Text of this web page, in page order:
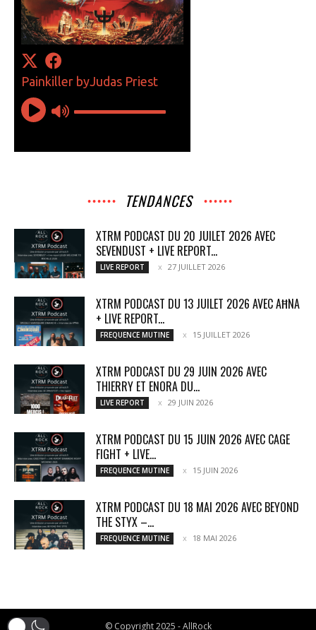
TENDANCES
XTRM PODCAST DU 20 JUILET 2026 AVEC
SEVENDUST + LIVE REPORT...
LIVE REPORT 27 JUILLET 2026
XTRM PODCAST DU 13 JUILET 2026 AVEC AĦNA
+ LIVE REPORT...
FREQUENCE MUTINE 15 JUILLET 2026
XTRM PODCAST DU 29 JUIN 2026 AVEC
THIERRY ET ENORA DU...
LIVE REPORT 29 JUIN 2026
XTRM PODCAST DU 15 JUIN 2026 AVEC CAGE
FIGHT + LIVE...
FREQUENCE MUTINE 15 JUIN 2026
XTRM PODCAST DU 18 MAI 2026 AVEC BEYOND
THE STYX –...
FREQUENCE MUTINE 18 MAI 2026
© Copyright 2025 - AllRock